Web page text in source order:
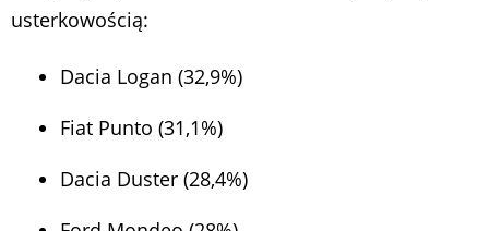
usterkowością:
Dacia Logan (32,9%)
Fiat Punto (31,1%)
Dacia Duster (28,4%)